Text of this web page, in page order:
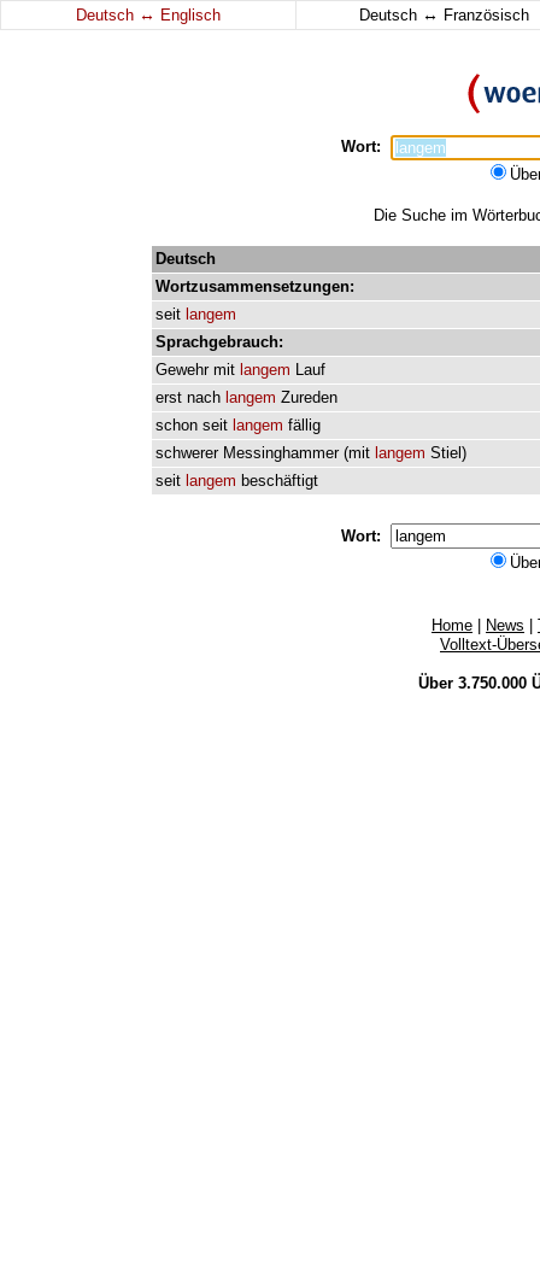
Deutsch ↔ Englisch Deutsch ↔ Französisch
Wort:
Die Suche im
Deutsch
Wortzusammensetzungen:
seit langem
Sprachgebrauch:
Gewehr mit langem Lauf
erst nach langem Zureden
schon seit langem fällig
schwerer Messinghammer(mit langem Stiel )
seit langem beschäftigt
Wort:
Home News
Volltext-
Über 3.750.000